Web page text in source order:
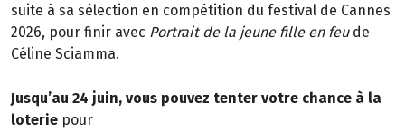
suite à sa sélection en compétition du festival de Cannes
2026, pour finir avec Portrait de la jeune fille en feude
Céline Sciamma.
Jusqu’au 24 juin, vous pouvez tenter votre chance à la
loterie pour